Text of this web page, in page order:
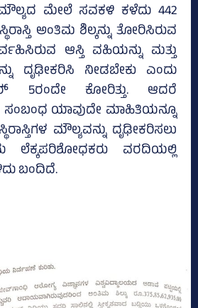
ಮೇಲೆ ಸವಕಳಿ ಕಳೆದು 442
ಅಂತಿಮ ಶಿಲ್ಕನ್ನು ತೋರಿಸಿರುವ
ಆಸ್ತಿ ವಹಿಯನ್ನು ಮತ್ತು
ದೃಢೀಕರಿಸಿ ನೀಡಬೇಕು ಎಂದು
5ರಂದೇ ಕೋರಿತ್ತು. ಆದರೆ
ಸಂಬಂಧ ಯಾವುದೇ ಮಾಹಿತಿಯನ್ನೂ
ಮೌಲ್ಯವನ್ನು ದೃಢೀಕರಿಸಲು
ಲೆಕ್ಕಪರಿಶೋಧಕರು ವರದಿಯಲ್ಲಿ
ಬಂದಿದೆ.